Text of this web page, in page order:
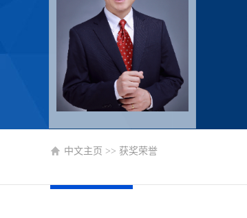
中文主页 >> 获奖荣誉